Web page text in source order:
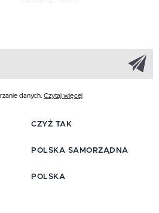
danych. Czytaj więcej
CZYŻ TAK
POLSKA SAMORZĄDNA
POLSKA